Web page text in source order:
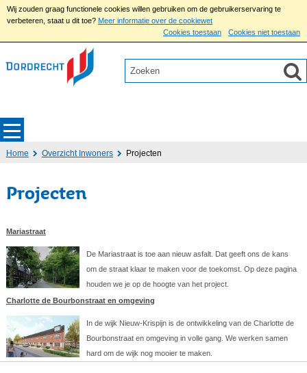
Wij zouden graag functionele cookies willen gebruiken om de gebruikerservaring te
verbeteren, staat u dit toe? Meer informatie over de cookiewet
Cookies toestaan
Cookies niet toestaan
Home Overzicht Inwoners Projecten
Projecten
Mariastraat
De Mariastraat is toe aan nieuw asfalt. Dat geeft ons de kans
om de straat klaar te maken voor de toekomst. Op deze pagina
houden we je op de hoogte van het project.
Charlotte de Bourbonstraat en omgeving
In de wijk Nieuw-Krispijn is de ontwikkeling van de Charlotte de
Bourbonstraat en omgeving in volle gang. We werken samen
hard om de wijk nog mooier te maken.